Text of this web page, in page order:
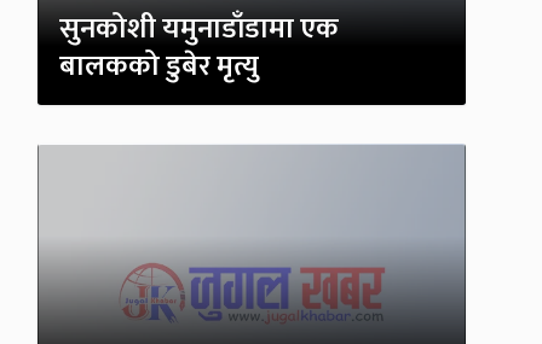
सुनकोशी यमुनाडाँडामा एक
बालकको डुबेर मृत्यु